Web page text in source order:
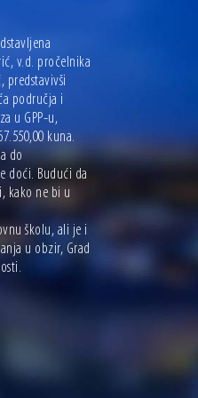
v.d. pročelnika
predstavivši
područja i
u GPP-u,
kuna.
do
doći. Budući da
kako ne bi u
školu, ali je i
u obzir, Grad